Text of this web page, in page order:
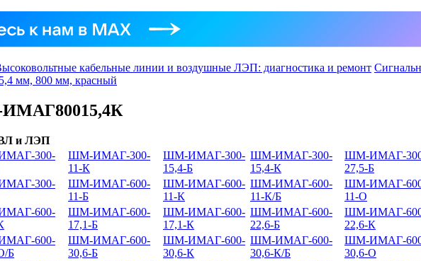
кабельные линии и воздушные ЛЭП: диагностика и ремонт
мм, 800 мм, красный
и ЛЭП
300-
ШМ-ИМАГ-300-
11-К
ШМ-ИМАГ-300-
15,4-Б
ШМ-ИМАГ-300-
15,4-К
ШМ-ИМАГ-
27,5-Б
300-
ШМ-ИМАГ-600-
11-Б
ШМ-ИМАГ-600-
11-К
ШМ-ИМАГ-600-
11-К/Б
ШМ-ИМАГ-
11-О
600-
ШМ-ИМАГ-600-
17,1-Б
ШМ-ИМАГ-600-
17,1-К
ШМ-ИМАГ-600-
22,6-Б
ШМ-ИМАГ-
22,6-К
600-
Б
ШМ-ИМАГ-600-
30,6-Б
ШМ-ИМАГ-600-
30,6-К
ШМ-ИМАГ-600-
30,6-К/Б
ШМ-ИМАГ-
30,6-О